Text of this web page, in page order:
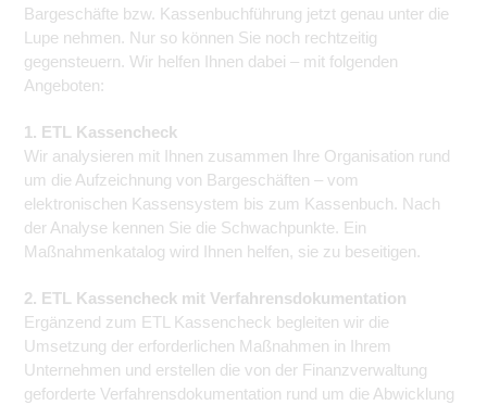
Bargeschäfte bzw. Kassenbuchführung jetzt genau unter die
Lupe nehmen. Nur so können Sie noch rechtzeitig
gegensteuern. Wir helfen Ihnen dabei – mit folgenden
Angeboten:
1. ETL Kassencheck
Wir analysieren mit Ihnen zusammen Ihre Organisation rund
um die Aufzeichnung von Bargeschäften – vom
elektronischen Kassensystem bis zum Kassenbuch. Nach
der Analyse kennen Sie die Schwachpunkte. Ein
Maßnahmenkatalog wird Ihnen helfen, sie zu beseitigen.
2. ETL Kassencheck mit Verfahrensdokumentation
Ergänzend zum ETL Kassencheck begleiten wir die
Umsetzung der erforderlichen Maßnahmen in Ihrem
Unternehmen und erstellen die von der Finanzverwaltung
geforderte Verfahrensdokumentation rund um die Abwicklung